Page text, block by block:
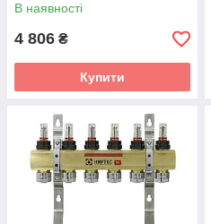
В наявності
4 806 ₴
Купити